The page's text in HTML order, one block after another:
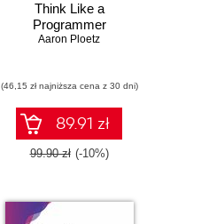
Think Like a
Programmer
Aaron Ploetz
(46,15 zł najniższa cena z 30 dni)
89.91 zł
99.90 zł (-10%)